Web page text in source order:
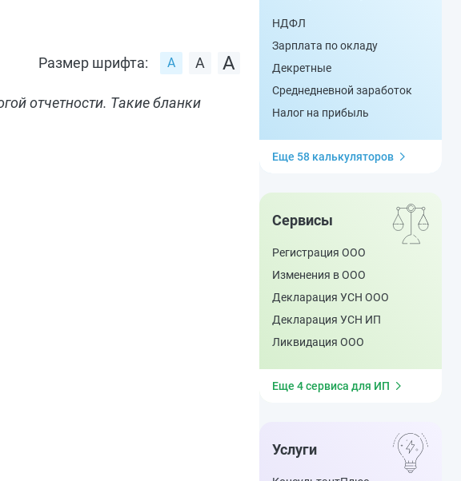
Размер шрифта:
отчетности. Такие бланки
НДФЛ
Зарплата по окладу
Декретные
Среднедневной заработок
Налог на прибыль
Еще 58 калькуляторов
Сервисы
Регистрация ООО
Изменения в ООО
Декларация УСН ООО
Декларация УСН ИП
Ликвидация ООО
Еще 4 сервиса для ИП
Услуги